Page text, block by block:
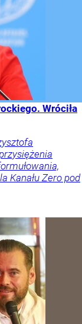
Wróciła
Kanału Zero pod